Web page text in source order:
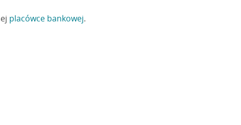
placówce bankowej.